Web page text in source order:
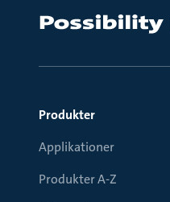
Produkter
Applikationer
Produkter A-Z